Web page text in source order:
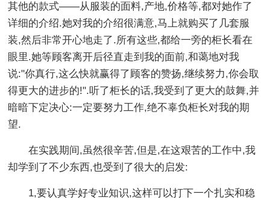
其他的款式——从服装的面料,产地,价格等,都对她作了
详细的介绍.她对我的介绍很满意,马上就购买了几套服
装,然后非常开心地走了.所有这些,都给一旁的柜长看在
眼里.她等顾客离开后径直走到我的面前,和蔼地对我
说:"你真行,这么快就赢得了顾客的赞扬,继续努力,你会取
得更大的进步的!".听了柜长的话,我受到了更大的鼓舞,并
暗暗下定决心:一定要努力工作,绝不辜负柜长对我的期
望.
在实践期间,虽然很辛苦,但是,在这艰苦的工作中,我
却学到了不少东西,也受到了很大的启发:
1,要认真学好专业知识,这样可以打下一个扎实和稳